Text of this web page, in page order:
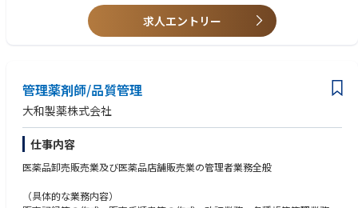
・学歴：博士以上
・事業会社での研究業務の経験のある方
・腫瘍生物学または免疫学などの分野にて博士号取得後2-5年程度の実務
経験がある方
・弊社の研究に興味があり、積極性・協調性をもって業務を遂行できる方
求人エントリー
管理薬剤師/品質管理
大和製薬株式会社
仕事内容
医薬品卸売販売業及び医薬品店舗販売業の管理者業務全般
（具体的な業務内容）